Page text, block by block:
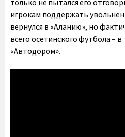
только не пытался его
игрокам поддержать
вернулся в «Аланию», но
всего осетинского футбола –
«Автодором».